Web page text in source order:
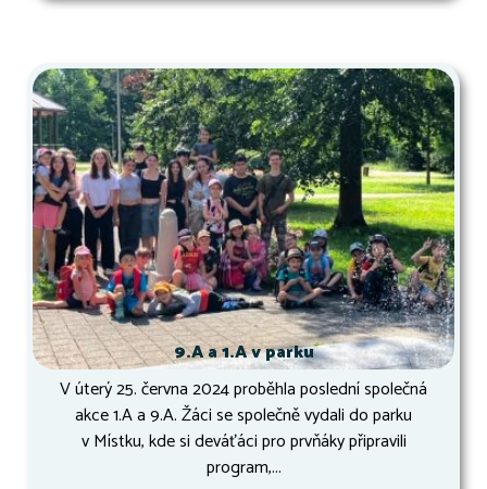
9.A a 1.A v parku
V úterý 25. června 2024 proběhla poslední společná
akce 1.A a 9.A. Žáci se společně vydali do parku
v Místku, kde si deváťáci pro prvňáky připravili
program,...